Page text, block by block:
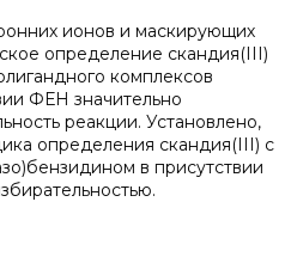
ионов и маскирующих
определение скандия(III)
комплексов
ФЕН значительно
реакции. Установлено,
определения скандия(III) с
в присутствии